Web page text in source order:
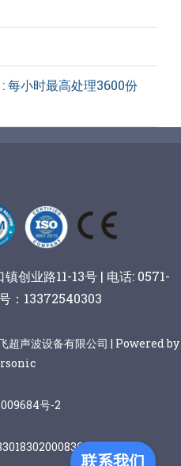
每小时最高处理3600份
创业路11-13号 | 电话: 0571-
：13372540303
超声波设备有限公司 | Powered by
号-2
联系我们